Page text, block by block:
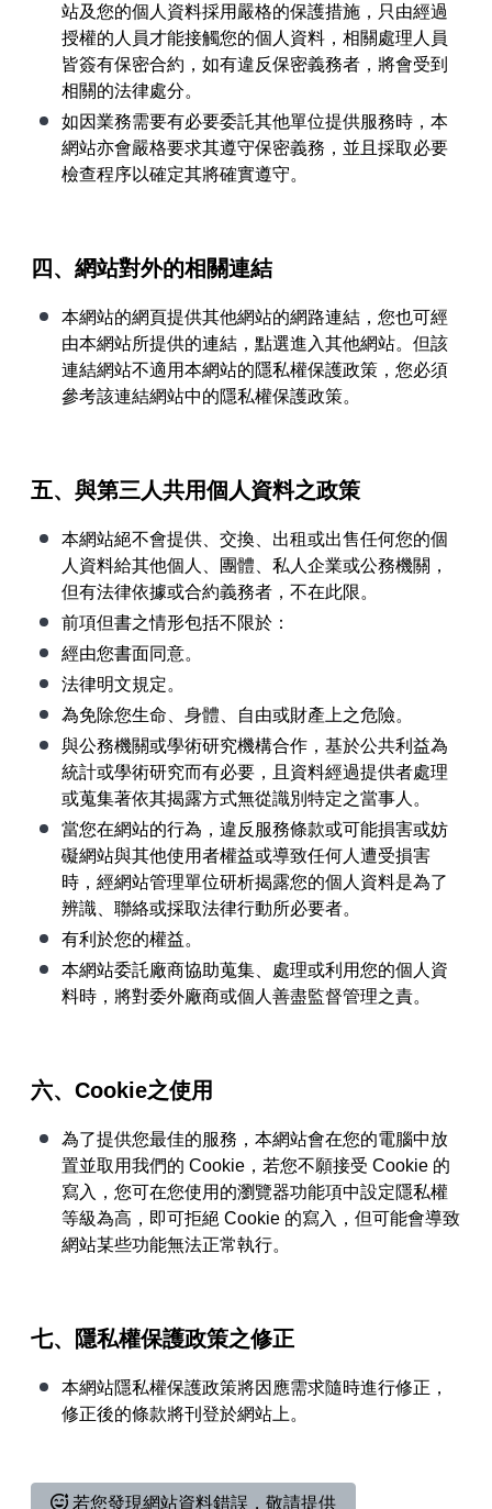
站及您的個人資料採用嚴格的保護措施，只由經過
授權的人員才能接觸您的個人資料，相關處理人員
皆簽有保密合約，如有違反保密義務者，將會受到
相關的法律處分。
如因業務需要有必要委託其他單位提供服務時，本
網站亦會嚴格要求其遵守保密義務，並且採取必要
檢查程序以確定其將確實遵守。
四、網站對外的相關連結
本網站的網頁提供其他網站的網路連結，您也可經
由本網站所提供的連結，點選進入其他網站。但該
連結網站不適用本網站的隱私權保護政策，您必須
參考該連結網站中的隱私權保護政策。
五、與第三人共用個人資料之政策
本網站絕不會提供、交換、出租或出售任何您的個
人資料給其他個人、團體、私人企業或公務機關，
但有法律依據或合約義務者，不在此限。
前項但書之情形包括不限於：
經由您書面同意。
法律明文規定。
為免除您生命、身體、自由或財產上之危險。
與公務機關或學術研究機構合作，基於公共利益為
統計或學術研究而有必要，且資料經過提供者處理
或蒐集著依其揭露方式無從識別特定之當事人。
當您在網站的行為，違反服務條款或可能損害或妨
礙網站與其他使用者權益或導致任何人遭受損害
時，經網站管理單位研析揭露您的個人資料是為了
辨識、聯絡或採取法律行動所必要者。
有利於您的權益。
本網站委託廠商協助蒐集、處理或利用您的個人資
料時，將對委外廠商或個人善盡監督管理之責。
六、Cookie之使用
為了提供您最佳的服務，本網站會在您的電腦中放
置並取用我們的 Cookie，若您不願接受 Cookie 的
寫入，您可在您使用的瀏覽器功能項中設定隱私權
等級為高，即可拒絕 Cookie 的寫入，但可能會導致
網站某些功能無法正常執行。
七、隱私權保護政策之修正
本網站隱私權保護政策將因應需求隨時進行修正，
修正後的條款將刊登於網站上。
若您發現網站資料錯誤，敬請提供